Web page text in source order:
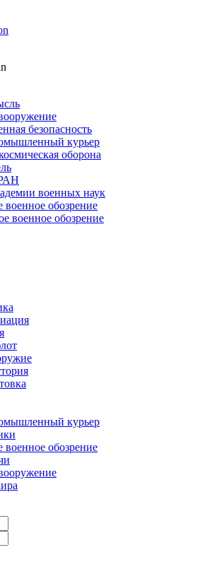
безопасность
курьер
оборона
военных наук
военное обозрение
военное обозрение
курьер
военное обозрение